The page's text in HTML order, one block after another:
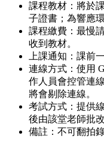
課程教材：將於
子證書；為響應
課程繳費：最慢
收到教材。
上課通知：課前
連線方式：使用
作人員會控管連
將會剔除連線。
考試方式：提供
後由該堂老師批
備註：不可翻拍